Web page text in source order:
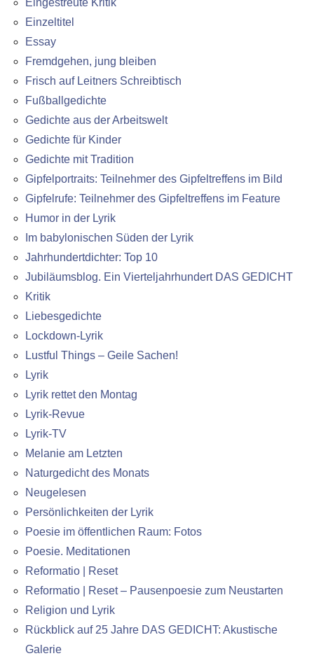
Einzeltitel
Essay
Fremdgehen, jung bleiben
Frisch auf Leitners Schreibtisch
Fußballgedichte
Gedichte aus der Arbeitswelt
Gedichte für Kinder
Gedichte mit Tradition
Gipfelportraits: Teilnehmer des Gipfeltreffens im Bild
Gipfelrufe: Teilnehmer des Gipfeltreffens im Feature
Humor in der Lyrik
Im babylonischen Süden der Lyrik
Jahrhundertdichter: Top 10
Jubiläumsblog. Ein Vierteljahrhundert DAS GEDICHT
Kritik
Liebesgedichte
Lockdown-Lyrik
Lustful Things – Geile Sachen!
Lyrik
Lyrik rettet den Montag
Lyrik-Revue
Lyrik-TV
Melanie am Letzten
Naturgedicht des Monats
Neugelesen
Persönlichkeiten der Lyrik
Poesie im öffentlichen Raum: Fotos
Poesie. Meditationen
Reformatio | Reset
Reformatio | Reset – Pausenpoesie zum Neustarten
Religion und Lyrik
Rückblick auf 25 Jahre DAS GEDICHT: Akustische
Galerie